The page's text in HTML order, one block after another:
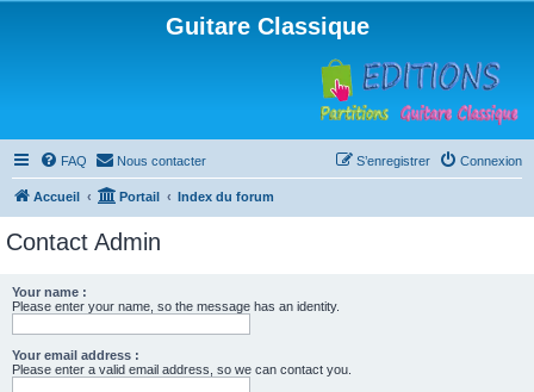
Guitare Classique
FAQ Nous contacter Connexion
S’enregistrer
Accueil Portail Index du forum
Contact Admin
Your name :
Please enter your name, so the message has an identity.
Your email address :
Please enter a valid email address, so we can contact you.